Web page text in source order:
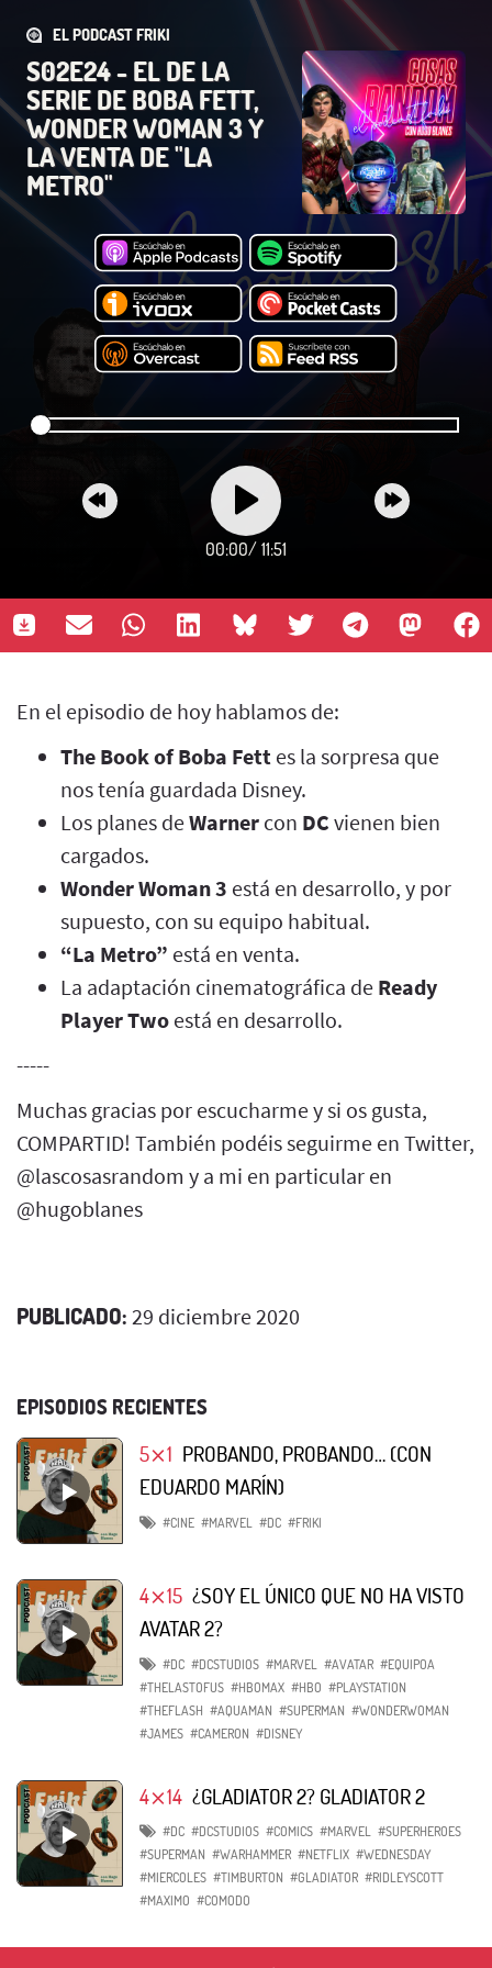
EL PODCAST FRIKI
S02E24 - EL DE LA
SERIE DE BOBA FETT,
WONDER WOMAN 3 Y
LA VENTA DE "LA
METRO"
00:00/ 11:51
En el episodio de hoy hablamos de:
The Book of Boba Fett es la sorpresa que
nos tenía guardada Disney.
Los planes deWarner con DC vienen bien
cargados.
Wonder Woman 3 está en desarrollo, y por
supuesto, con su equipo habitual.
“La Metro” está en venta.
La adaptación cinematográfica de Ready
Player Two está en desarrollo.
-----
Muchas gracias por escucharme y si os gusta,
COMPARTID! También podéis seguirme en Twitter,
@lascosasrandom y a mi en particular en
@hugoblanes
PUBLICADO: 29 diciembre 2020
EPISODIOS RECIENTES
5⨯1 PROBANDO, PROBANDO… (CON
EDUARDO MARÍN)
#CINE #MARVEL #DC #FRIKI
4⨯15 ¿SOY EL ÚNICO QUE NO HA VISTO
AVATAR 2?
#DC #DCSTUDIOS #MARVEL #AVATAR #EQUIPOA
#THELASTOFUS #HBOMAX #HBO #PLAYSTATION
#THEFLASH #AQUAMAN #SUPERMAN #WONDERWOMAN
#JAMES #CAMERON #DISNEY
4⨯14 ¿GLADIATOR 2? GLADIATOR 2
#DC #DCSTUDIOS #COMICS #MARVEL #SUPERHEROES
#SUPERMAN #WARHAMMER #NETFLIX #WEDNESDAY
#MIERCOLES #TIMBURTON #GLADIATOR #RIDLEYSCOTT
#MAXIMO #COMODO